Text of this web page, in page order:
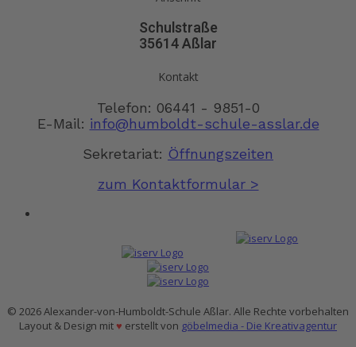
Schulstraße
35614 Aßlar
Kontakt
Telefon: 06441 - 9851-0
E-Mail: info@humboldt-schule-asslar.de
Sekretariat: Öffnungszeiten
zum Kontaktformular >
© 2026 Alexander-von-Humboldt-Schule Aßlar. Alle Rechte vorbehalten
Layout & Design mit♥ erstellt von göbelmedia - Die Kreativagentur